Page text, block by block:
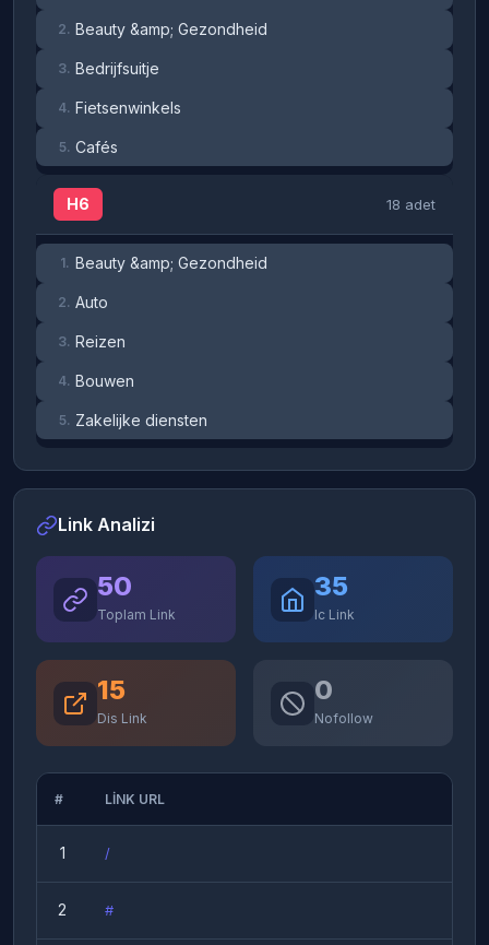
2. Beauty &amp; Gezondheid
3. Bedrijfsuitje
4. Fietsenwinkels
5. Cafés
H6 18 adet
1. Beauty &amp; Gezondheid
2. Auto
3. Reizen
4. Bouwen
5. Zakelijke diensten
Link Analizi
50
Toplam Link
35
Ic Link
15
Dis Link
0
Nofollow
# LINK URL
1 /
2 #